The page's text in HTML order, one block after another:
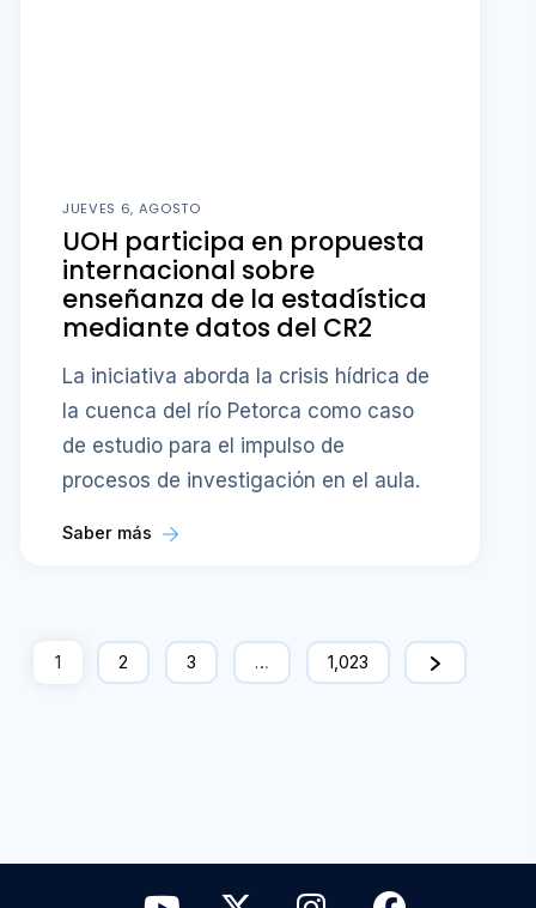
JUEVES 6, AGOSTO
UOH participa en propuesta
internacional sobre
enseñanza de la estadística
mediante datos del CR2
La iniciativa aborda la crisis hídrica de
la cuenca del río Petorca como caso
de estudio para el impulso de
procesos de investigación en el aula.
Saber más
1 2 3 … 1,023